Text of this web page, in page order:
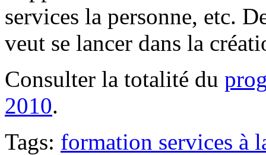
services la personne, etc.
veut se lancer dans la
Consulter la totalité du
2010.
Tags: formation services à